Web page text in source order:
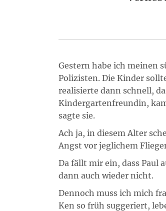
Gestern habe ich meinen
Polizisten. Die Kinder
realisierte dann schnell,
Kindergartenfreundin,
sagte sie.
Ach ja, in diesem Alter
Angst vor jeglichem
Da fällt mir ein, dass Paul
dann auch wieder nicht.
Dennoch muss ich mich
Ken so früh suggeriert,